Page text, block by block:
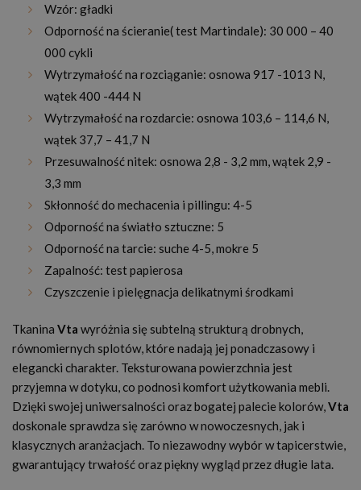
Wzór: gładki
Odporność na ścieranie( test Martindale): 30 000 – 40
000 cykli
Wytrzymałość na rozciąganie: osnowa 917 -1013 N,
wątek 400 -444 N
Wytrzymałość na rozdarcie: osnowa 103,6 – 114,6 N,
wątek 37,7 – 41,7 N
Przesuwalność nitek: osnowa 2,8 - 3,2 mm, wątek 2,9 -
3,3 mm
Skłonność do mechacenia i pillingu: 4-5
Odporność na światło sztuczne: 5
Odporność na tarcie: suche 4-5, mokre 5
Zapalność: test papierosa
Czyszczenie i pielęgnacja delikatnymi środkami
Tkanina Vta wyróżnia się subtelną strukturą drobnych,
równomiernych splotów, które nadają jej ponadczasowy i
elegancki charakter. Teksturowana powierzchnia jest
przyjemna w dotyku, co podnosi komfort użytkowania mebli.
Dzięki swojej uniwersalności oraz bogatej palecie kolorów,Vta
doskonale sprawdza się zarówno w nowoczesnych, jak i
klasycznych aranżacjach. To niezawodny wybór w tapicerstwie,
gwarantujący trwałość oraz piękny wygląd przez długie lata.